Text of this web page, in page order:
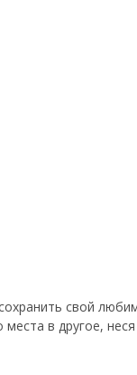
свой
в другое,